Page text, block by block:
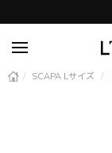
/ SCAPA Lサイズ /